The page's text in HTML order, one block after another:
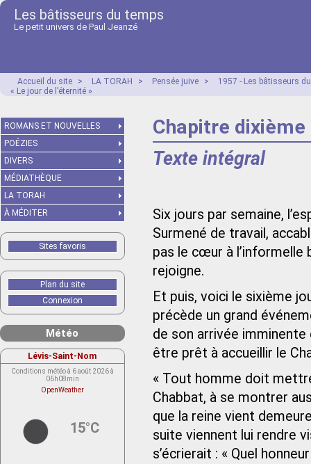
Les bâtisseurs du temps
Le petit univers de Paul Jeanzé
Accueil du site > LA TORAH > Pensée juive >
1957 - Les bâtisseurs
« Le jour de l’éternité »
Chapitre dixième
Texte intégral
Six jours par semaine,
Surmené de travail,
pas le cœur à l’informelle
rejoigne.
Et puis, voici le sixième
précède un grand
de son arrivée
être prêt à accueillir le
« Tout homme doit
Chabbat, à se montrer
que la reine vient
suite viennent lui rendre
s’écrierait : « Quel
ROMANS ET NOUVELLES
POÉZIES
DIVERS
MÉDIATHÈQUE
LA TORAH
À MÉDITER
Sites favoris
Plan du site
Connexion
Météo
Lévis-Saint-Nom
Conditions météo à 6 août 2026 à
06h08min
OpenWeather
15°C